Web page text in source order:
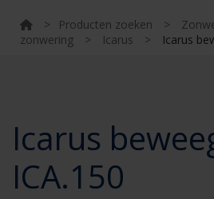
> Producten zoeken >
zonwering
> Icarus > Icarus
Icarus
ICA.150